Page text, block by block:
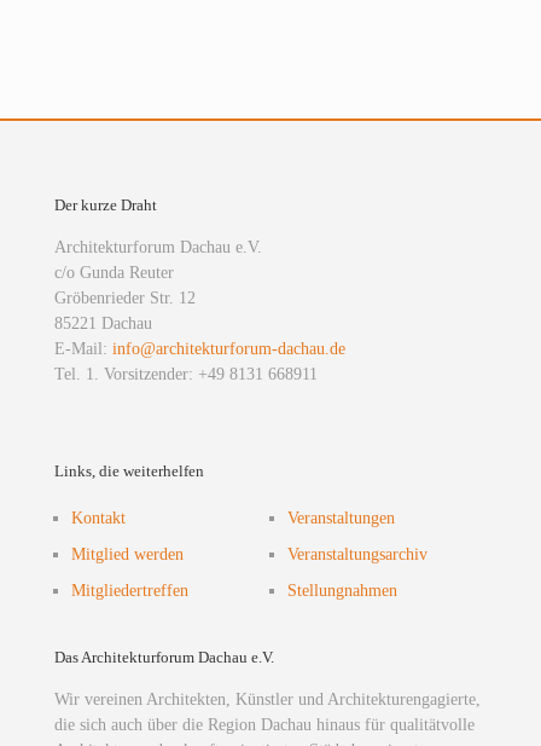
Der kurze Draht
Architekturforum Dachau e.V.
c/o Gunda Reuter
Gröbenrieder Str. 12
85221 Dachau
E-Mail: info@architekturforum-dachau.de
Tel. 1. Vorsitzender: +49 8131 668911
Links, die weiterhelfen
Kontakt
Mitglied werden
Mitgliedertreffen
Veranstaltungen
Veranstaltungsarchiv
Stellungnahmen
Das Architekturforum Dachau e.V.
Wir vereinen Architekten, Künstler und Architekturengagierte,
die sich auch über die Region Dachau hinaus für qualitätvolle